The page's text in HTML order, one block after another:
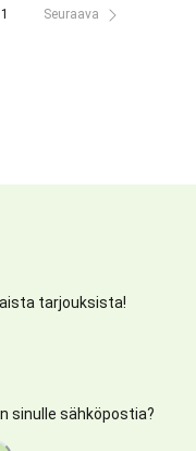
Seuraava
tarjouksista!
sinulle sähköpostia?